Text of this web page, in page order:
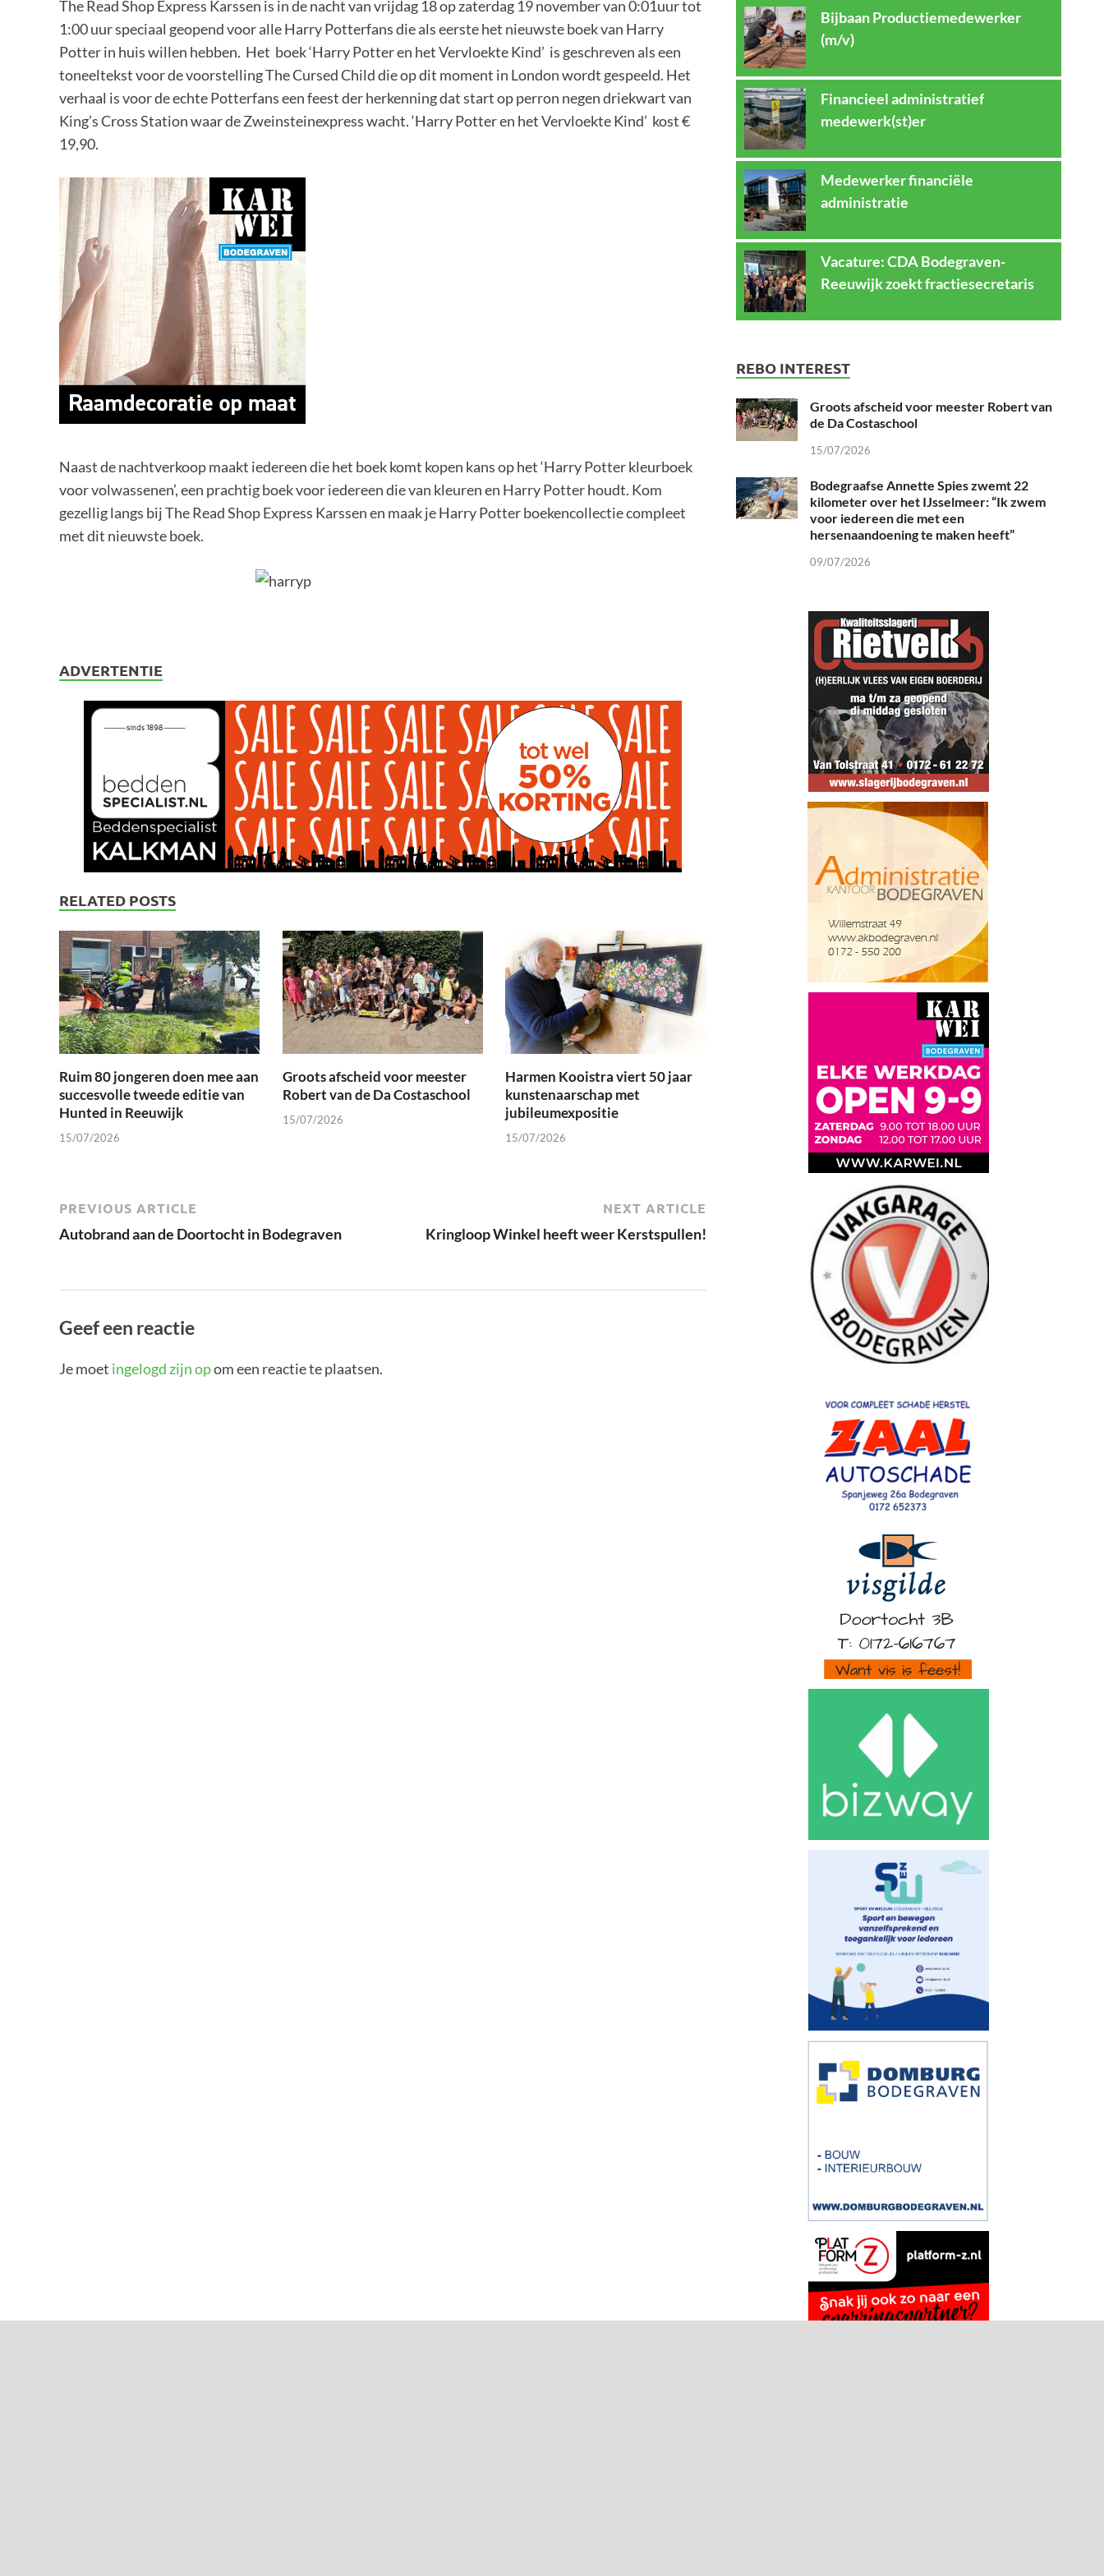
The Read Shop Express Karssen is in de nacht van vrijdag 18 op zaterdag 19 november van 0:01uur tot
1:00 uur speciaal geopend voor alle Harry Potterfans die als eerste het nieuwste boek van Harry
Potter in huis willen hebben. Het boek ‘Harry Potter en het Vervloekte Kind’ is geschreven als een
toneeltekst voor de voorstelling The Cursed Child die op dit moment in London wordt gespeeld. Het
verhaal is voor de echte Potterfans een feest der herkenning dat start op perron negen driekwart van
King’s Cross Station waar de Zweinsteinexpress wacht. ‘Harry Potter en het Vervloekte Kind’ kost €
19,90.
Naast de nachtverkoop maakt iedereen die het boek komt kopen kans op het ‘Harry Potter kleurboek
voor volwassenen’, een prachtig boek voor iedereen die van kleuren en Harry Potter houdt. Kom
gezellig langs bij The Read Shop Express Karssen en maak je Harry Potter boekencollectie compleet
met dit nieuwste boek.
ADVERTENTIE
RELATED POSTS
Ruim 80 jongeren doen mee aan
succesvolle tweede editie van
Hunted in Reeuwijk
15/07/2026
Groots afscheid voor meester
Robert van de Da Costaschool
15/07/2026
Harmen Kooistra viert 50 jaar
kunstenaarschap met
jubileumexpositie
15/07/2026
PREVIOUS ARTICLE
Autobrand aan de Doortocht in Bodegraven
NEXT ARTICLE
Kringloop Winkel heeft weer Kerstspullen!
Geef een reactie
Je moet ingelogd zijn opom een reactie te plaatsen.
Bijbaan Productiemedewerker
(m/v)
Financieel administratief
medewerk(st)er
Medewerker financiële
administratie
Vacature: CDA Bodegraven-
Reeuwijk zoekt fractiesecretaris
REBO INTEREST
Groots afscheid voor meester Robert van
de Da Costaschool
15/07/2026
Bodegraafse Annette Spies zwemt 22
kilometer over het IJsselmeer: “Ik zwem
voor iedereen die met een
hersenaandoening te maken heeft”
09/07/2026